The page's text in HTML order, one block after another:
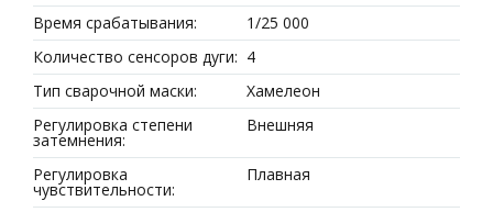
Время срабатывания:
1/25 000
Количество сенсоров дуги: 4
Тип сварочной маски:
Хамелеон
Регулировка степени
затемнения:
Внешняя
Регулировка
чувствительности:
Плавная